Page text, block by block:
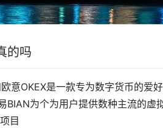
的吗
意OKEX是一款专为数字货币的爱
BIAN为个为用户提供数种主流的
目